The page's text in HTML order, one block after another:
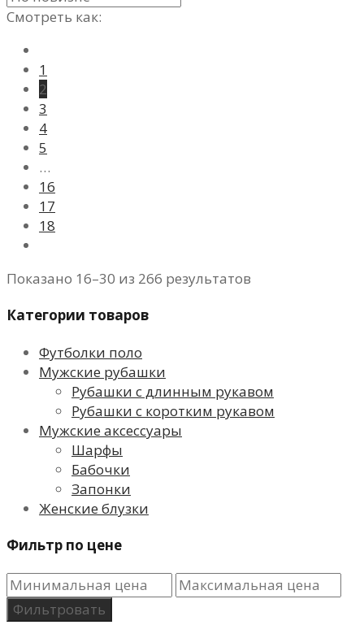
Смотреть как:
1
2
3
4
5
…
16
17
18
Показано 16–30 из 266 результатов
Категории товаров
Футболки поло
Мужские рубашки
Рубашки с длинным рукавом
Рубашки с коротким рукавом
Мужские аксессуары
Шарфы
Бабочки
Запонки
Женские блузки
Фильтр по цене
Фильтровать